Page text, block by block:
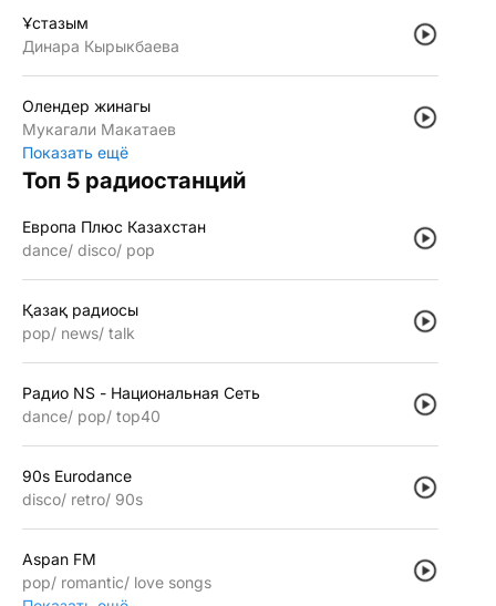
Ұстазым
Динара Кырыкбаева
Олендер жинагы
Мукагали Макатаев
Показать ещё
Топ 5 радиостанций
Европа Плюс Казахстан
dance disco pop
Қазақ радиосы
pop
news talk
Радио NS - Национальная Сеть
dance pop top40
90s Eurodance
disco retro 90s
Aspan FM
pop
romantic
love songs